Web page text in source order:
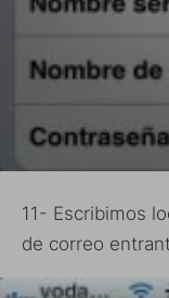
11- Escribimos
de correo